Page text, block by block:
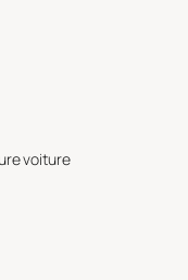
voiture